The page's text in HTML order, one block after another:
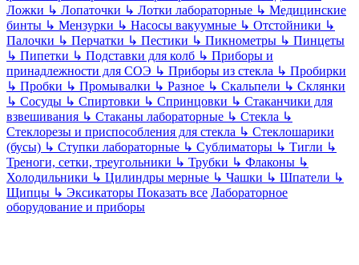
Ложки ↳ Лопаточки ↳ Лотки лабораторные ↳ Медицинские
бинты ↳ Мензурки ↳ Насосы вакуумные ↳ Отстойники ↳
Палочки ↳ Перчатки ↳ Пестики ↳ Пикнометры ↳ Пинцеты
↳ Пипетки ↳ Подставки для колб ↳ Приборы и
принадлежности для СОЭ ↳ Приборы из стекла ↳ Пробирки
↳ Пробки ↳ Промывалки ↳ Разное ↳ Скальпели ↳ Склянки
↳ Сосуды ↳ Спиртовки ↳ Спринцовки ↳ Стаканчики для
взвешивания ↳ Стаканы лабораторные ↳ Стекла ↳
Стеклорезы и приспособления для стекла ↳ Стеклошарики
(бусы) ↳ Ступки лабораторные ↳ Сублиматоры ↳ Тигли ↳
Треноги, сетки, треугольники ↳ Трубки ↳ Флаконы ↳
Холодильники ↳ Цилиндры мерные ↳ Чашки ↳ Шпатели ↳
Щипцы ↳ Эксикаторы Показать все Лабораторное
оборудование и приборы